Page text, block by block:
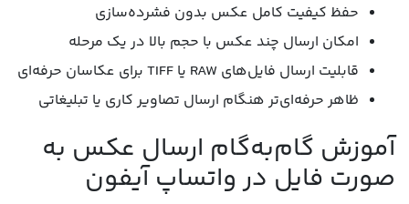
حفظ کیفیت کامل عکس بدون فشرده‌سازی
امکان ارسال چند عکس با حجم بالا در یک مرحله
قابلیت ارسال فایل‌های RAW یا TIFF برای عکاسان حرفه‌ای
ظاهر حرفه‌ای‌تر هنگام ارسال تصاویر کاری یا تبلیغاتی
آموزش گام‌به‌گام ارسال عکس به
صورت فایل در واتساپ آیفون